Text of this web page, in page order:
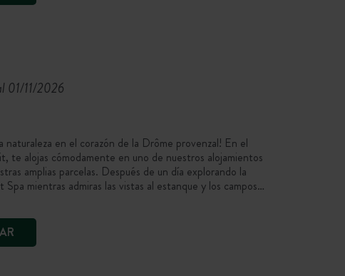
01/11/2026
naturaleza en el corazón de la Drôme provenzal! En el
te alojas cómodamente en uno de nuestros alojamientos
amplias parcelas. Después de un día explorando la
mientras admiras las vistas al estanque y los campos